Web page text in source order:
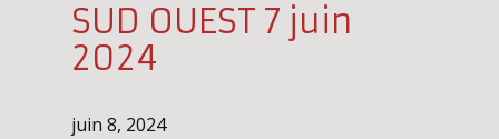
SUD OUEST 7 juin
2024
juin 8, 2024